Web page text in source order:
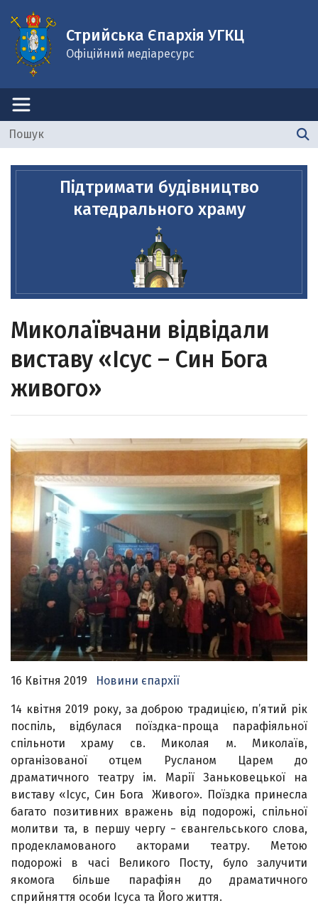
Стрийська Єпархія УГКЦ
Офіційний медіаресурс
Підтримати будівництво
катедрального храму
Миколаївчани відвідали
виставу «Ісус – Син Бога
живого»
16 Квітня 2019 Новини єпархії
14 квітня 2019 року, за доброю традицією, п’ятий рік
поспіль, відбулася поїздка-проща парафіяльної
спільноти храму св. Миколая м. Миколаїв,
організованої отцем Русланом Царем до
драматичного театру ім. Марії Заньковецької на
виставу «Ісус, Син Бога Живого». Поїздка принесла
багато позитивних вражень від подорожі, спільної
молитви та, в першу чергу − євангельського слова,
продекламованого акторами театру. Метою
подорожі в часі Великого Посту, було залучити
якомога більше парафіян до драматичного
сприйняття особи Ісуса та Його життя.